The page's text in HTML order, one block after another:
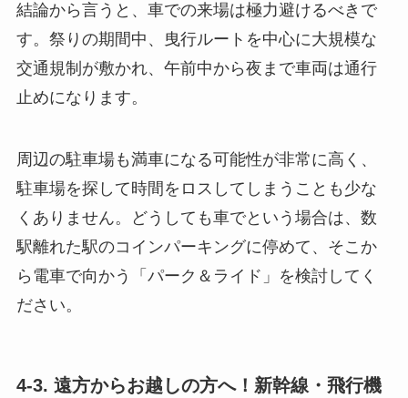
結論から言うと、車での来場は極力避けるべきで
す。祭りの期間中、曳行ルートを中心に大規模な
交通規制が敷かれ、午前中から夜まで車両は通行
止めになります。
周辺の駐車場も満車になる可能性が非常に高く、
駐車場を探して時間をロスしてしまうことも少な
くありません。どうしても車でという場合は、数
駅離れた駅のコインパーキングに停めて、そこか
ら電車で向かう「パーク＆ライド」を検討してく
ださい。
4-3. 遠方からお越しの方へ！新幹線・飛行機